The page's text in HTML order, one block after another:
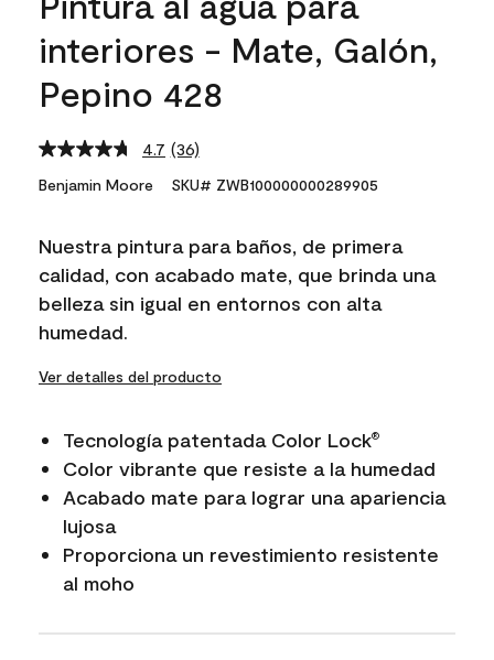
interiores - Mate, Galón,
Pepino 428
4.7 Read
Reviews.
link.
(36)
Benjamin Moore SKU# ZWB100000000289905
Nuestra pintura para baños, de primera
calidad, con acabado mate, que brinda una
belleza sin igual en entornos con alta
humedad.
Ver detalles del producto
Tecnología patentada Color Lock®
Color vibrante que resiste a la humedad
Acabado mate para lograr una apariencia
lujosa
Proporciona un revestimiento resistente
al moho